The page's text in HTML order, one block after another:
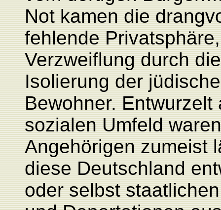
Not kamen die
fehlende
Verzweiflung durch
Isolierung der
Bewohner.
sozialen Umfeld
Angehörigen zumeist
diese Deutschland
oder selbst